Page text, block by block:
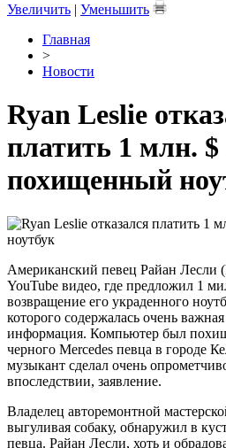
Увеличить | Уменьшить
Главная
>
Новости
Ryan Leslie
платить 1 млн. $
похищенный
Американский певец Райан Лесли
YouTube видео, где предложил 1
возвращение его украденного
которого содержалась очень
информация. Компьютер был
черного Mercedes певца в городе
музыкант сделал очень
впоследствии, заявление.
Владелец авторемонтной
выгуливая собаку, обнаружил в
певца. Райан Лесли, хоть и